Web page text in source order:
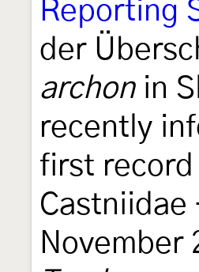
Reporting
der
archonin
recently
first
Castniidae
November